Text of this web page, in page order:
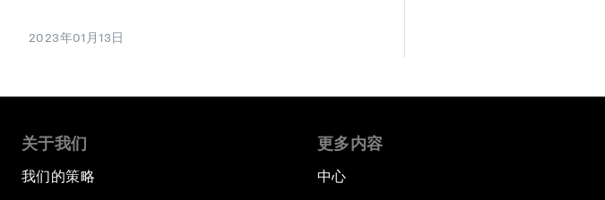
2023年01月13日
关于我们
我们的策略
更多内容
中心